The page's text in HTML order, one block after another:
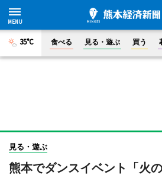
35°C 食べる 見る・遊ぶ 買う
見る・遊ぶ
熊本でダンスイベント「火